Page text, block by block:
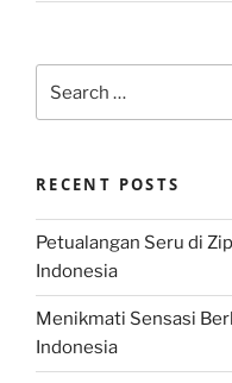
for:
RECENT POSTS
Petualangan Seru di
Indonesia
Menikmati Sensasi
Indonesia